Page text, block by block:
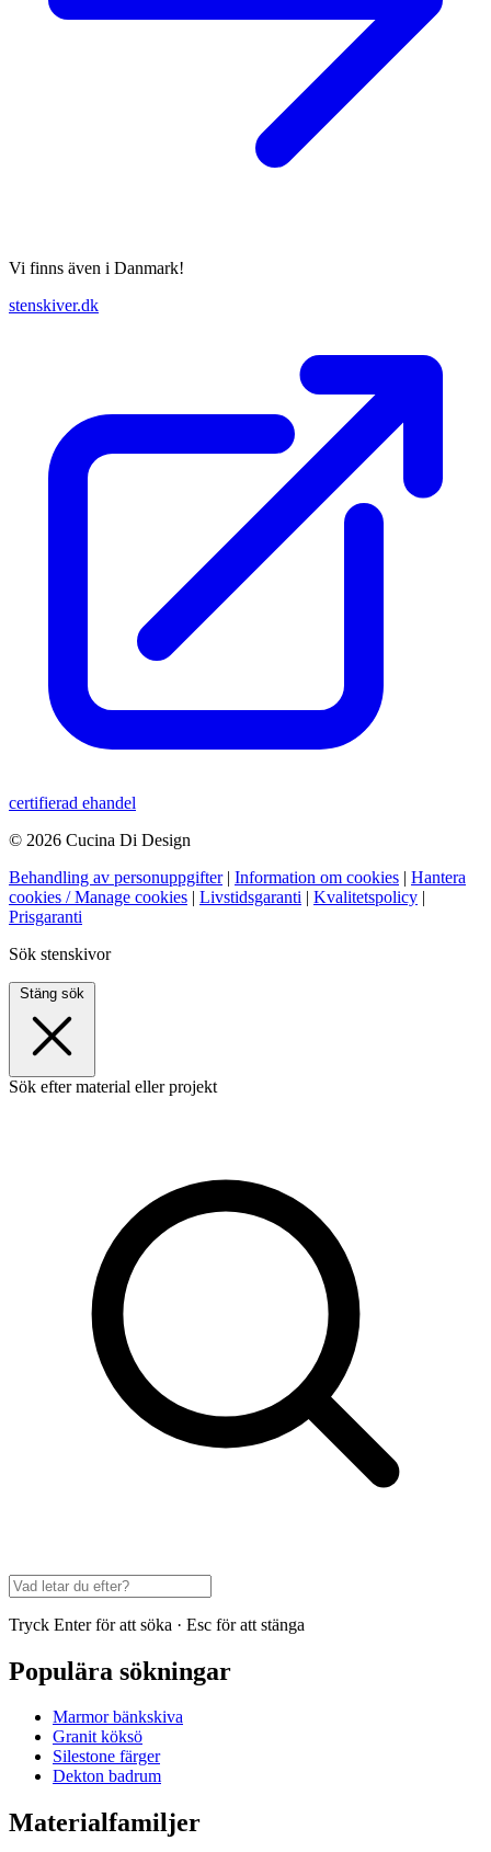
Vi finns även i Danmark!
stenskiver.dk
certifierad ehandel
© 2026 Cucina Di Design
Behandling av personuppgifter | Information om cookies | Hantera
cookies / Manage cookies | Livstidsgaranti | Kvalitetspolicy |
Prisgaranti
Sök stenskivor
Stäng sök
Sök efter material eller projekt
Tryck Enter för att söka · Esc för att stänga
Populära sökningar
Marmor bänkskiva
Granit köksö
Silestone färger
Dekton badrum
Materialfamiljer